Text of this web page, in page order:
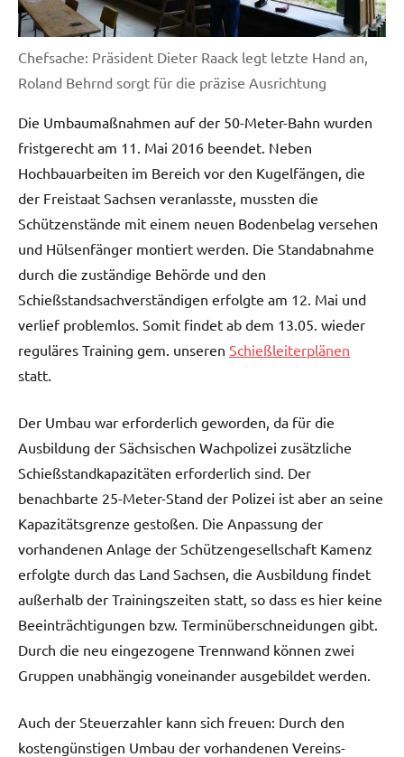
Chefsache: Präsident Dieter Raack legt letzte Hand an,
Roland Behrnd sorgt für die präzise Ausrichtung
Die Umbaumaßnahmen auf der 50-Meter-Bahn wurden
fristgerecht am 11. Mai 2016 beendet. Neben
Hochbauarbeiten im Bereich vor den Kugelfängen, die
der Freistaat Sachsen veranlasste, mussten die
Schützenstände mit einem neuen Bodenbelag versehen
und Hülsenfänger montiert werden. Die Standabnahme
durch die zuständige Behörde und den
Schießstandsachverständigen erfolgte am 12. Mai und
verlief problemlos. Somit findet ab dem 13.05. wieder
reguläres Training gem. unseren Schießleiterplänen
statt.
Der Umbau war erforderlich geworden, da für die
Ausbildung der Sächsischen Wachpolizei zusätzliche
Schießstandkapazitäten erforderlich sind. Der
benachbarte 25-Meter-Stand der Polizei ist aber an seine
Kapazitätsgrenze gestoßen. Die Anpassung der
vorhandenen Anlage der Schützengesellschaft Kamenz
erfolgte durch das Land Sachsen, die Ausbildung findet
außerhalb der Trainingszeiten statt, so dass es hier keine
Beeinträchtigungen bzw. Terminüberschneidungen gibt.
Durch die neu eingezogene Trennwand können zwei
Gruppen unabhängig voneinander ausgebildet werden.
Auch der Steuerzahler kann sich freuen: Durch den
kostengünstigen Umbau der vorhandenen Vereins-